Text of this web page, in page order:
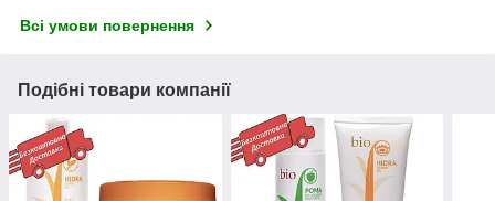
Всі умови повернення
Подібні товари компанії